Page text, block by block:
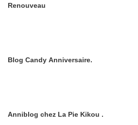
Renouveau
Blog Candy Anniversaire.
Anniblog chez La Pie Kikou .